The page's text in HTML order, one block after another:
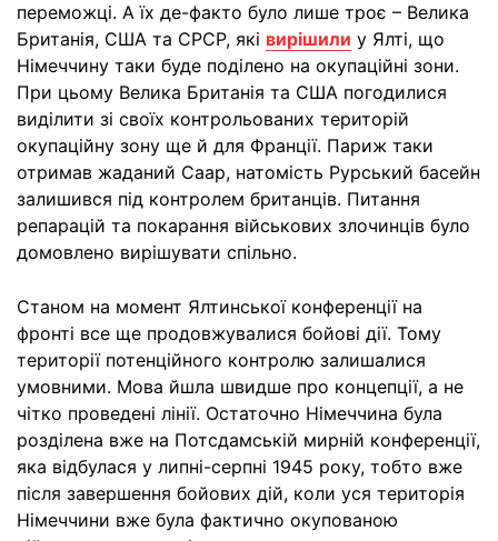
переможці. А їх де-факто було лише троє – Велика
Британія, США та СРСР, які вирішили у Ялті, що
Німеччину таки буде поділено на окупаційні зони.
При цьому Велика Британія та США погодилися
виділити зі своїх контрольованих територій
окупаційну зону ще й для Франції. Париж таки
отримав жаданий Саар, натомість Рурський басейн
залишився під контролем британців. Питання
репарацій та покарання військових злочинців було
домовлено вирішувати спільно.
Станом на момент Ялтинської конференції на
фронті все ще продовжувалися бойові дії. Тому
території потенційного контролю залишалися
умовними. Мова йшла швидше про концепції, а не
чітко проведені лінії. Остаточно Німеччина була
розділена вже на Потсдамській мирній конференції,
яка відбулася у липні-серпні 1945 року, тобто вже
після завершення бойових дій, коли уся територія
Німеччини вже була фактично окупованою